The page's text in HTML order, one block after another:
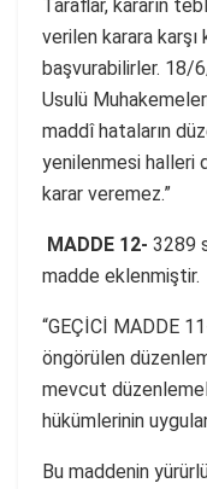
Taraflar, kararın
verilen karara
başvurabilirler. 18/
Usulü
maddî hataların
yenilenmesi halleri
karar veremez.”
MADDE 12- 3289
madde eklenmiştir.
“GEÇİCİ MADDE
öngörülen
mevcut
hükümlerinin
Bu maddenin